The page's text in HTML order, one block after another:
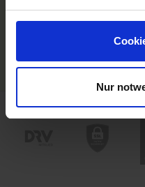
Nur
Flussreisen mit An- und
Deutschsprachiger
Last Minute Flusskreuzfahrten
Kreuzfahrthäfen